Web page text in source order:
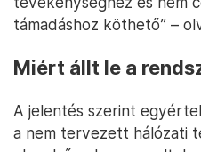
támadáshoz köthető” –
Miért állt le a
A jelentés szerint
a nem tervezett hálózati